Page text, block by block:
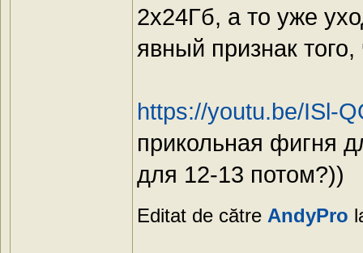
2х24Гб, а то уже
явный признак
https://youtu.be/ISl-
прикольная фигня
для 12-13 потом?))
Editat de către AndyPro